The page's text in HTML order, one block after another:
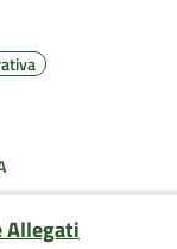
Allegati